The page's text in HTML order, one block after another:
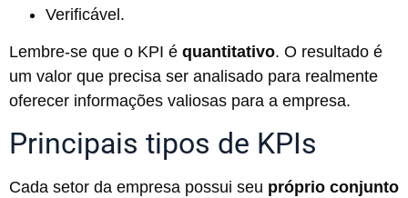
Verificável.
Lembre-se que o KPI é quantitativo. O resultado é
um valor que precisa ser analisado para realmente
oferecer informações valiosas para a empresa.
Principais tipos de KPIs
Cada setor da empresa possui seu próprio conjunto